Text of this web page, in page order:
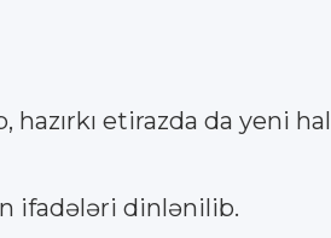
etirazda da yeni hal
ifadələri dinlənilib.